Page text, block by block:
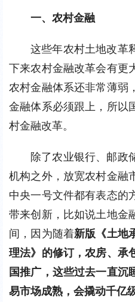
一、农村金融
这些年农村土地改革
下来农村金融改革会有更
农村金融体系还非常薄弱
金融体系必须跟上，所以
村金融改革。
除了农业银行、邮政
机构之外，放宽农村金融
中央一号文件都有表态的
带来创新，比如说土地金
间，因为随着新版《土地
理法》的修订，农房、承
国推广，这些过去一直沉
易市场成熟，会撬动千亿